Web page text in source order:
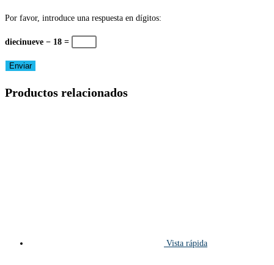
Por favor, introduce una respuesta en dígitos:
diecinueve − 18 =
Productos relacionados
Vista rápida